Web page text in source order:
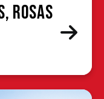
Rosas